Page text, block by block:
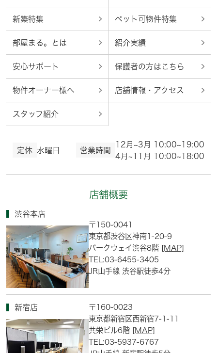
新築特集 ペット可物件特集
部屋まる。とは 紹介実績
安心サポート 保護者の方はこちら
物件オーナー様へ 店舗情報・アクセス
スタッフ紹介
定休 水曜日 営業時間
12月~3月 10:00~19:00
4月~11月 10:00~18:00
店舗概要
渋谷本店
〒150-0041
東京都渋谷区神南1-20-9
パークウェイ渋谷8階 [MAP]
TEL:03-6455-3405
JR山手線 渋谷駅徒歩4分
新宿店
〒160-0023
東京都新宿区西新宿7-1-11
共栄ビル6階 [MAP]
TEL:03-5937-6767